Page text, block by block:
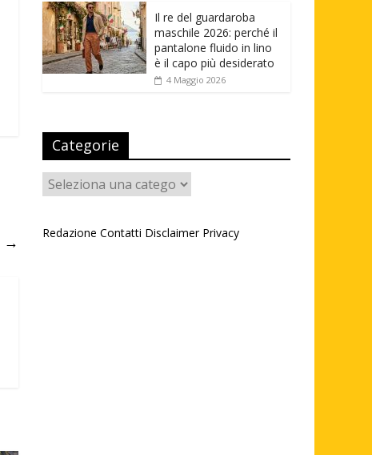
→
Il re del guardaroba
maschile 2026: perché il
pantalone fluido in lino
è il capo più desiderato
4 Maggio 2026
Categorie
Categorie
Redazione Contatti Disclaimer Privacy